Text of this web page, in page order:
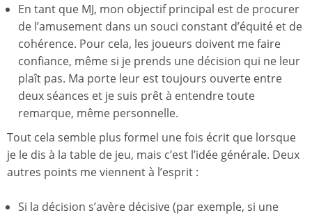
En tant que MJ, mon objectif principal est de procurer
de l’amusement dans un souci constant d’équité et de
cohérence. Pour cela, les joueurs doivent me faire
confiance, même si je prends une décision qui ne leur
plaît pas. Ma porte leur est toujours ouverte entre
deux séances et je suis prêt à entendre toute
remarque, même personnelle.
Tout cela semble plus formel une fois écrit que lorsque
je le dis à la table de jeu, mais c’est l’idée générale. Deux
autres points me viennent à l’esprit :
Si la décision s’avère décisive (par exemple, si une